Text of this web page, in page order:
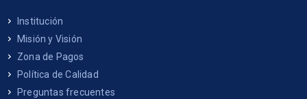
Institución
Misión y Visión
Zona de Pagos
Política de Calidad
Preguntas frecuentes